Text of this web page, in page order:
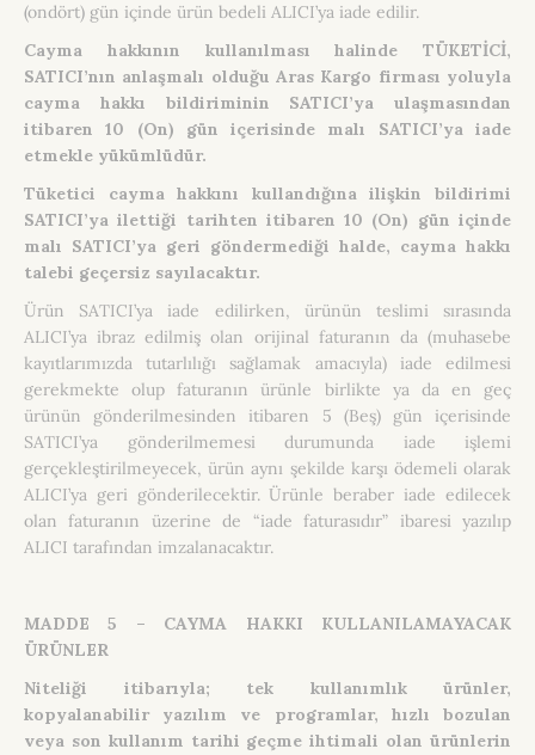
(ondört) gün içinde ürün bedeli ALICI’ya iade edilir.
Cayma hakkının kullanılması halinde TÜKETİCİ,
SATICI’nın anlaşmalı olduğu Aras Kargo firması yoluyla
cayma hakkı bildiriminin SATICI’ya ulaşmasından
itibaren 10 (On) gün içerisinde malı SATICI’ya iade
etmekle yükümlüdür.
Tüketici cayma hakkını kullandığına ilişkin bildirimi
SATICI’ya ilettiği tarihten itibaren 10 (On) gün içinde
malı SATICI’ya geri göndermediği halde, cayma hakkı
talebi geçersiz sayılacaktır.
Ürün SATICI’ya iade edilirken, ürünün teslimi sırasında
ALICI’ya ibraz edilmiş olan orijinal faturanın da (muhasebe
kayıtlarımızda tutarlılığı sağlamak amacıyla) iade edilmesi
gerekmekte olup faturanın ürünle birlikte ya da en geç
ürünün gönderilmesinden itibaren 5 (Beş) gün içerisinde
SATICI’ya gönderilmemesi durumunda iade işlemi
gerçekleştirilmeyecek, ürün aynı şekilde karşı ödemeli olarak
ALICI’ya geri gönderilecektir. Ürünle beraber iade edilecek
olan faturanın üzerine de “iade faturasıdır” ibaresi yazılıp
ALICI tarafından imzalanacaktır.
MADDE 5 – CAYMA HAKKI KULLANILAMAYACAK
ÜRÜNLER
Niteliği itibarıyla; tek kullanımlık ürünler,
kopyalanabilir yazılım ve programlar, hızlı bozulan
veya son kullanım tarihi geçme ihtimali olan ürünlerin